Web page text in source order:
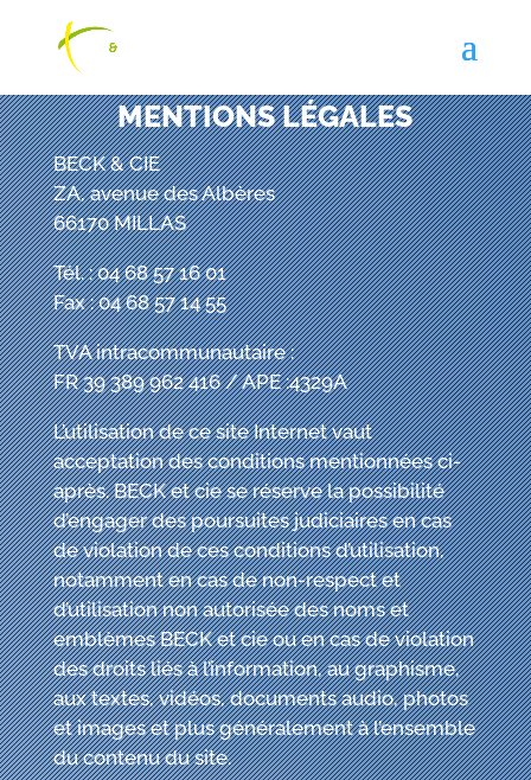
MENTIONS LÉGALES
BECK & CIE
ZA, avenue des Albères
66170 MILLAS
Tél. : 04 68 57 16 01
Fax : 04 68 57 14 55
TVA intracommunautaire :
FR 39 389 962 416 / APE :4329A
L’utilisation de ce site Internet vaut
acceptation des conditions mentionnées ci-
après. BECKet ciese réserve la possibilité
d’engager des poursuites judiciaires en cas
de violation de ces conditions d’utilisation,
notamment en cas de non-respect et
d’utilisation non autorisée des noms et
emblèmes BECKet cieou en cas de violation
des droits liés à l’information, au graphisme,
aux textes, vidéos, documents audio, photos
et images et plus généralement à l’ensemble
du contenu du site.